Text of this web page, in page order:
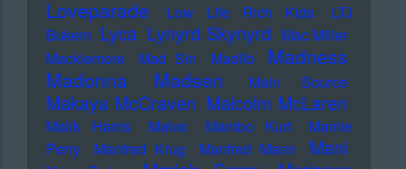
Loveparade Low Life Rich Kids
LTJ
Bukem Lyca Lynyrd Skynyrd Mac Miller
Macklemore
Mad Sin Madlib
Madness
Madonna
Madsen Main Source
Makaya McCraven Malcolm McLaren
Malik Harris Malva Mambo Kurt
Mamie
Perry
Manfred Krug Manfred Mann Mani